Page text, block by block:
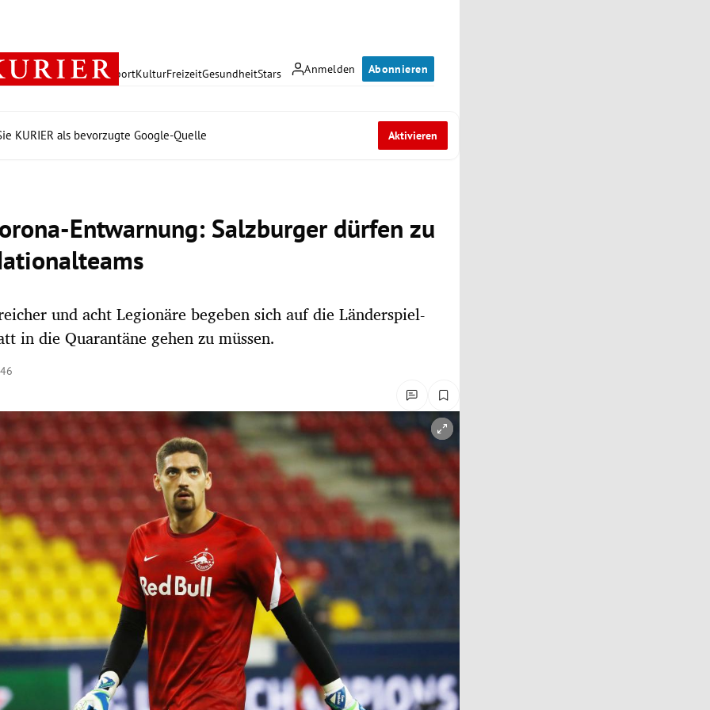
Anmelden Abonnieren
PolitikWirtschaft SportKulturFreizeitGesundheitStars
KURIER als bevorzugte Google-Quelle Aktivieren
Entwarnung: Salzburger dürfen zu
und acht Legionäre begeben sich auf die Länderspiel-
in die Quarantäne gehen zu müssen.
öffnen/schließen